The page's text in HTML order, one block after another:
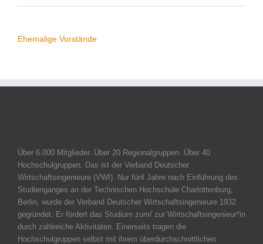
Ehemalige Vorstände
Über 6.000 Mitglieder. Über 20 Regionalgruppen. Über 40
Hochschulgruppen. Das ist der Verband Deutscher
Wirtschaftsingenieure (VWI). Nur fünf Jahre nach Einführung des
Studienganges an der Technischen Hochschule Charlottenburg,
Berlin, wurde der Verband Deutscher Wirtschaftsingenieure 1932
gegründet. Er fördert das Studium zum/ zur Wirtschaftsingenieur*in
durch zahlreiche Aktivitäten. Einerseits tragen die
Hochschulgruppen selbst mit ihrem überdurchschnittlichen